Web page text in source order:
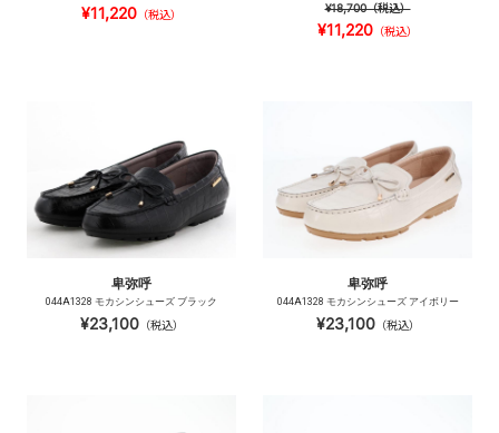
¥11,220 （税込） ¥18,700（税込）
¥11,220 （税込）
卑弥呼
044A1328 モカシンシューズ ブラック
¥23,100（税込）
卑弥呼
044A1328 モカシンシューズ アイボリー
¥23,100（税込）